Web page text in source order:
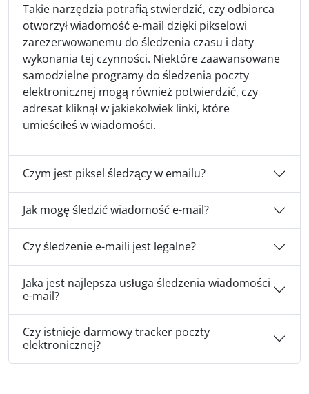
Takie narzędzia potrafią stwierdzić, czy odbiorca
otworzył wiadomość e-mail dzięki pikselowi
zarezerwowanemu do śledzenia czasu i daty
wykonania tej czynności. Niektóre zaawansowane
samodzielne programy do śledzenia poczty
elektronicznej mogą również potwierdzić, czy
adresat kliknął w jakiekolwiek linki, które
umieściłeś w wiadomości.
Czym jest piksel śledzący w emailu?
Jak mogę śledzić wiadomość e-mail?
Czy śledzenie e-maili jest legalne?
Jaka jest najlepsza usługa śledzenia wiadomości
e-mail?
Czy istnieje darmowy tracker poczty
elektronicznej?